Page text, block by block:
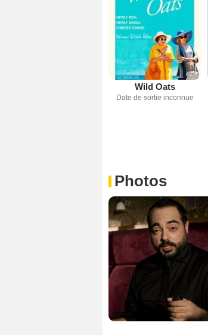
Wild Oats
Date de sortie inconnue
Photos